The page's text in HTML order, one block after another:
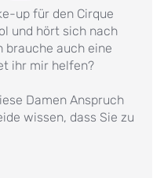
up für den Cirque
und hört sich nach
brauche auch eine
ihr mir helfen?
Damen Anspruch
wissen, dass Sie zu